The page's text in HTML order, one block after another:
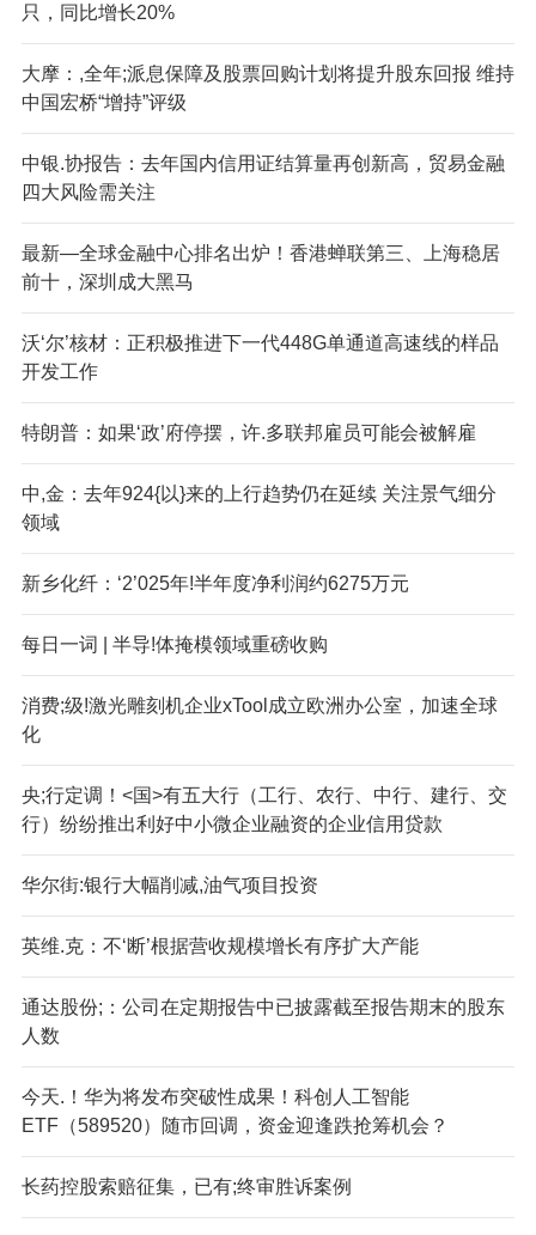
只，同比增长20%
大摩：,全年;派息保障及股票回购计划将提升股东回报 维持
中国宏桥“增持”评级
中银.协报告：去年国内信用证结算量再创新高，贸易金融
四大风险需关注
最新—全球金融中心排名出炉！香港蝉联第三、上海稳居
前十，深圳成大黑马
沃‘尔’核材：正积极推进下一代448G单通道高速线的样品
开发工作
特朗普：如果‘政’府停摆，许.多联邦雇员可能会被解雇
中,金：去年924{以}来的上行趋势仍在延续 关注景气细分
领域
新乡化纤：‘2’025年!半年度净利润约6275万元
每日一词 | 半导!体掩模领域重磅收购
消费;级!激光雕刻机企业xTool成立欧洲办公室，加速全球
化
央;行定调！<国>有五大行（工行、农行、中行、建行、交
行）纷纷推出利好中小微企业融资的企业信用贷款
华尔街:银行大幅削减,油气项目投资
英维.克：不‘断’根据营收规模增长有序扩大产能
通达股份;：公司在定期报告中已披露截至报告期末的股东
人数
今天.！华为将发布突破性成果！科创人工智能
ETF（589520）随市回调，资金迎逢跌抢筹机会？
长药控股索赔征集，已有;终审胜诉案例